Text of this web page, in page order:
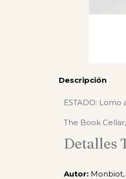
Descripción
ESTADO:
The Book
Detalles
Autor: Monbiot,